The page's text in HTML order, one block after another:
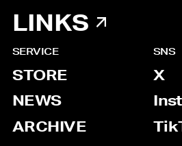
LINKS
SERVICE
STORE
NEWS
ARCHIVE
SNS
X